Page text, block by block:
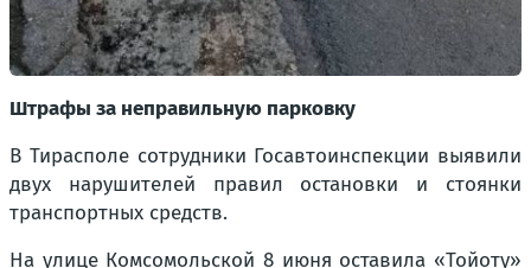
Штрафы за неправильную парковку
В Тирасполе сотрудники Госавтоинспекции выявили
двух нарушителей правил остановки и стоянки
транспортных средств.
На улице Комсомольской 8 июня оставила «Тойоту»